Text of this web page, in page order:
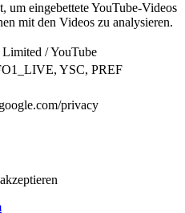
um eingebettete YouTube-Videos
mit den Videos zu analysieren.
/ YouTube
YSC, PREF
privacy